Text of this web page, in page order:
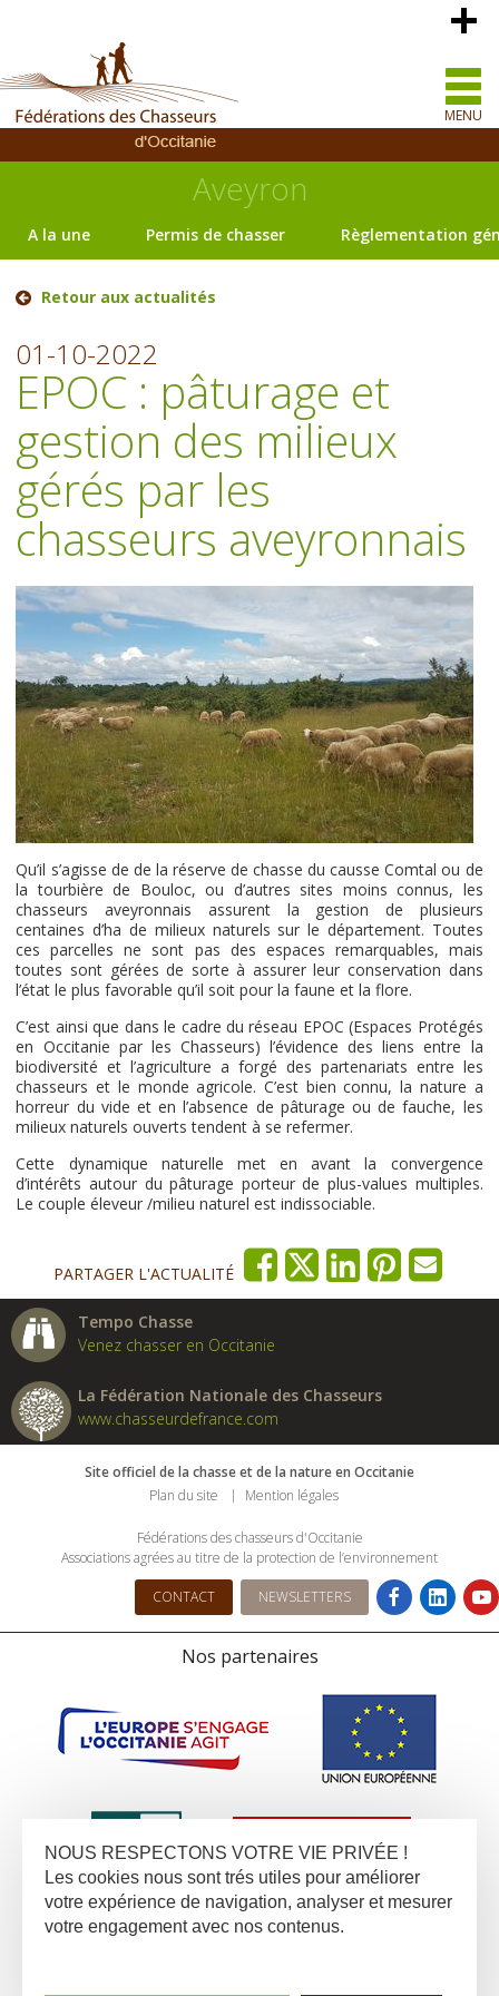
MENU
Aveyron
A la une Permis de chasser Règlementation
Retour aux actualités
01-10-2022
EPOC : pâturage et
gestion des milieux
gérés par les
chasseurs aveyronnais
Qu’il s’agisse de de la réserve de chasse du causse Comtal ou de
la tourbière de Bouloc, ou d’autres sites moins connus, les
chasseurs aveyronnais assurent la gestion de plusieurs
centaines d’ha de milieux naturels sur le département. Toutes
ces parcelles ne sont pas des espaces remarquables, mais
toutes sont gérées de sorte à assurer leur conservation dans
l’état le plus favorable qu’il soit pour la faune et la flore.
C’est ainsi que dans le cadre du réseau EPOC (Espaces Protégés
en Occitanie par les Chasseurs) l’évidence des liens entre la
biodiversité et l’agriculture a forgé des partenariats entre les
chasseurs et le monde agricole. C’est bien connu, la nature a
horreur du vide et en l’absence de pâturage ou de fauche, les
milieux naturels ouverts tendent à se refermer.
Cette dynamique naturelle met en avant la convergence
d’intérêts autour du pâturage porteur de plus-values multiples.
Le couple éleveur /milieu naturel est indissociable.
PARTAGER L'ACTUALITÉ
Tempo Chasse
Venez chasser en Occitanie
La Fédération Nationale des Chasseurs
www.chasseurdefrance.com
Site officiel de la chasse et de la nature en Occitanie
Plan du site
Mention légales
Fédérations des chasseurs d'Occitanie
Associations agrées au titre de la protection de l’environnement
CONTACT NEWSLETTERS
Nos partenaires
NOUS RESPECTONS VOTRE VIE PRIVÉE !
Les cookies nous sont trés utiles pour améliorer
votre expérience de navigation, analyser et mesurer
votre engagement avec nos contenus.